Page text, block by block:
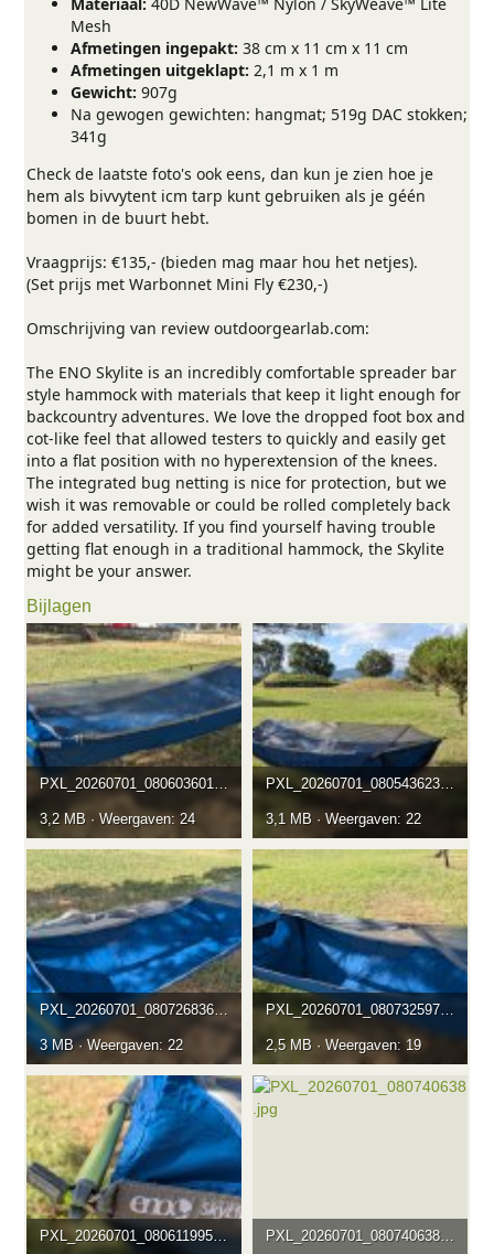
Mesh
Afmetingen ingepakt: 38 cm x 11 cm x 11 cm
Afmetingen uitgeklapt: 2,1 m x 1 m
Gewicht: 907g
Na gewogen gewichten: hangmat; 519g DAC stokken;
341g
Check de laatste foto's ook eens, dan kun je zien hoe je
hem als bivvytent icm tarp kunt gebruiken als je géén
bomen in de buurt hebt.
Vraagprijs: €135,- (bieden mag maar hou het netjes).
(Set prijs met Warbonnet Mini Fly €230,-)
Omschrijving van review outdoorgearlab.com:
The ENO Skylite is an incredibly comfortable spreader bar
style hammock with materials that keep it light enough for
backcountry adventures. We love the dropped foot box and
cot-like feel that allowed testers to quickly and easily get
into a flat position with no hyperextension of the knees.
The integrated bug netting is nice for protection, but we
wish it was removable or could be rolled completely back
for added versatility. If you find yourself having trouble
getting flat enough in a traditional hammock, the Skylite
might be your answer.
Bijlagen
PXL_20260701_080603601.jpg
3,2 MB · Weergaven: 24
PXL_20260701_080543623.jpg
3,1 MB · Weergaven: 22
PXL_20260701_080726836.jpg
3 MB · Weergaven: 22
PXL_20260701_080732597.jpg
2,5 MB · Weergaven: 19
PXL_20260701_080611995.jpg PXL_20260701_080740638.jpg